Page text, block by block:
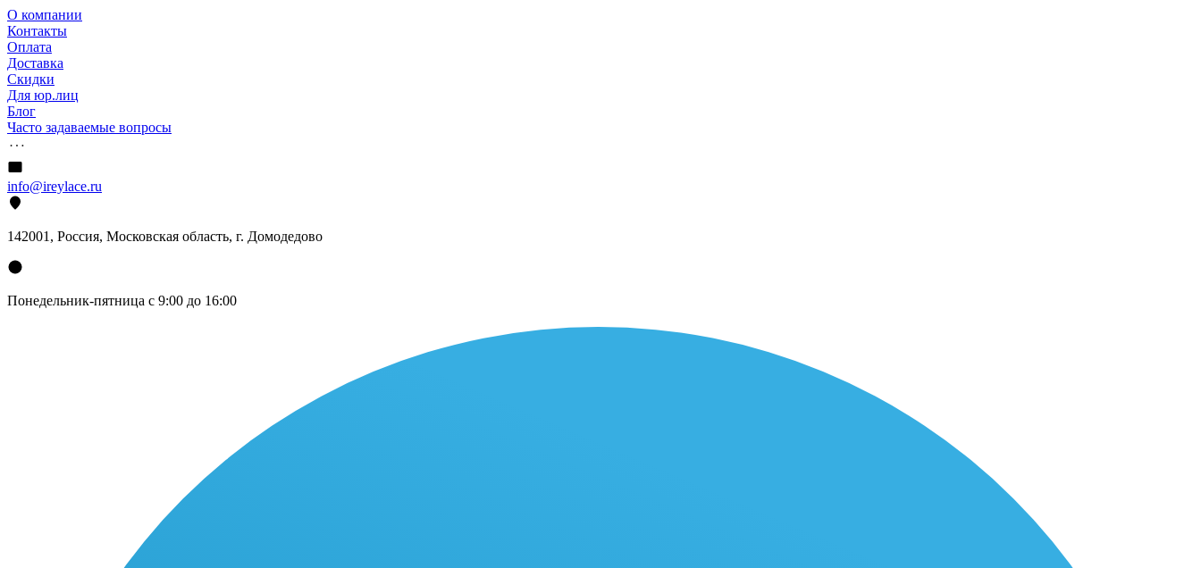
О компании
Контакты
Оплата
Доставка
Скидки
Для юр.лиц
Блог
Часто задаваемые вопросы
info@ireylace.ru
142001 , Россия, Московская область, г. Домодедово
Понедельник-пятница с 9:00 до 16:00